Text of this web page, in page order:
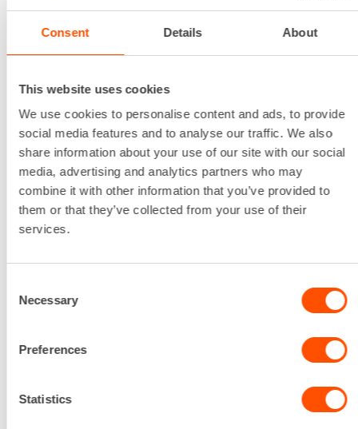
Consent Details About
This website uses cookies
We use cookies to personalise content and ads, to provide
social media features and to analyse our traffic. We also
share information about your use of our site with our social
media, advertising and analytics partners who may
combine it with other information that you’ve provided to
them or that they’ve collected from your use of their
services.
Selection
Necessary
Preferences
Statistics
Kynsiliitin 100 mm vesiletkuun.
Seuraavat pv
Alv 0 %